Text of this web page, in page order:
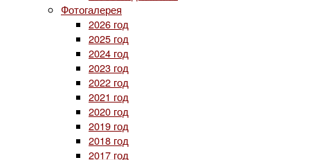
Фотогалерея
2026 год
2025 год
2024 год
2023 год
2022 год
2021 год
2020 год
2019 год
2018 год
2017 год